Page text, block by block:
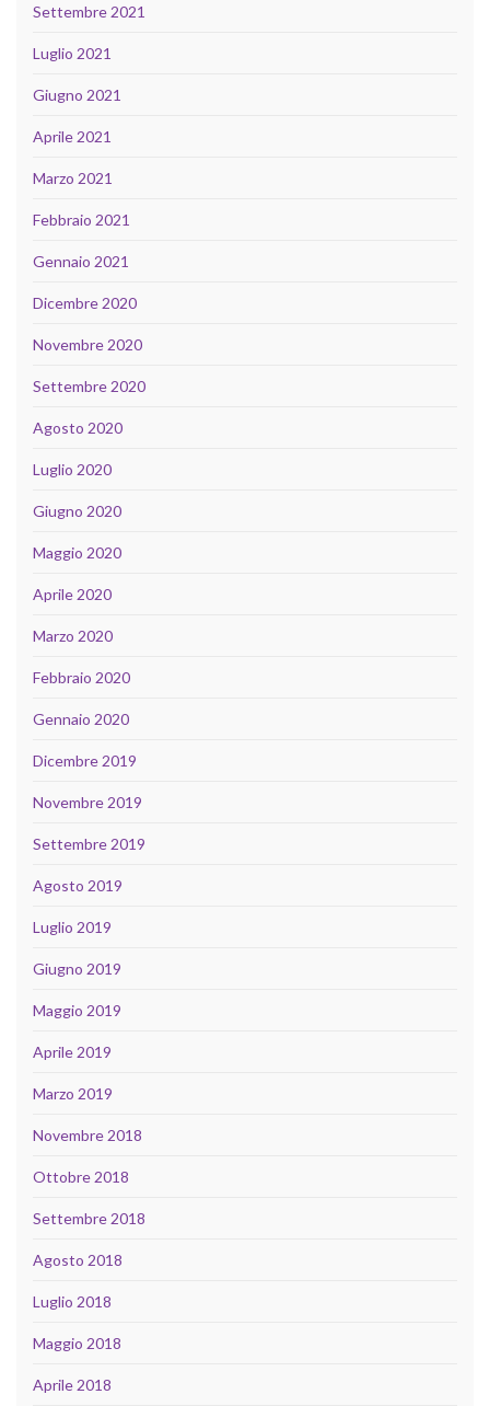
Settembre 2021
Luglio 2021
Giugno 2021
Aprile 2021
Marzo 2021
Febbraio 2021
Gennaio 2021
Dicembre 2020
Novembre 2020
Settembre 2020
Agosto 2020
Luglio 2020
Giugno 2020
Maggio 2020
Aprile 2020
Marzo 2020
Febbraio 2020
Gennaio 2020
Dicembre 2019
Novembre 2019
Settembre 2019
Agosto 2019
Luglio 2019
Giugno 2019
Maggio 2019
Aprile 2019
Marzo 2019
Novembre 2018
Ottobre 2018
Settembre 2018
Agosto 2018
Luglio 2018
Maggio 2018
Aprile 2018